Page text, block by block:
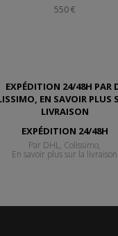
550 €
EXPÉDITION 24/48H
Par DHL, Colissimo,
En savoir plus sur la livraison